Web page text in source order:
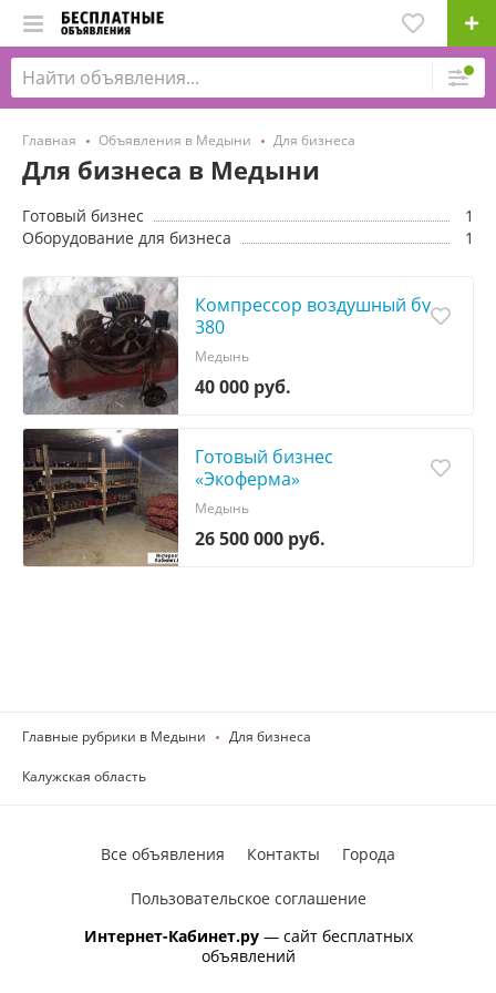
Главная Объявления в Медыни Для бизнеса
Для бизнеса в Медыни
Готовый бизнес
1
Оборудование для бизнеса
1
Компрессор воздушный бу
380
40 000 руб.
Медынь
Готовый бизнес
«Экоферма»
26 500 000 руб.
Медынь
Главные рубрики в Медыни Для бизнеса
Калужская область
Интернет-Кабинет.ру— сайт бесплатных
объявлений
Все объявления Контакты Города
Пользовательское соглашение